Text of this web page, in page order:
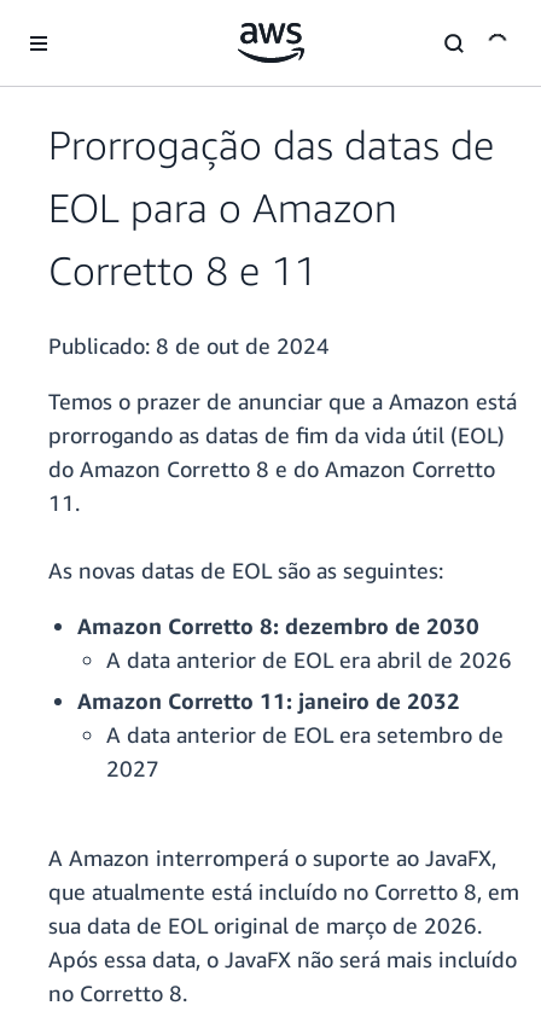
Pular para o conteúdo principal
Prorrogação das datas de
EOL para o Amazon
Corretto 8 e 11
Publicado: 8 de out de 2024
Temos o prazer de anunciar que a Amazon está
prorrogando as datas de fim da vida útil (EOL)
do Amazon Corretto 8 e do Amazon Corretto
11.
As novas datas de EOL são as seguintes:
Amazon Corretto 8: dezembro de 2030
A data anterior de EOL era abril de 2026
Amazon Corretto 11: janeiro de 2032
A data anterior de EOL era setembro de
2027
A Amazon interromperá o suporte ao JavaFX,
que atualmente está incluído no Corretto 8, em
sua data de EOL original de março de 2026.
Após essa data, o JavaFX não será mais incluído
no Corretto 8.